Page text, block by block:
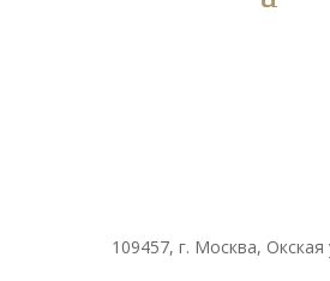
109457, г. Москва, Окская